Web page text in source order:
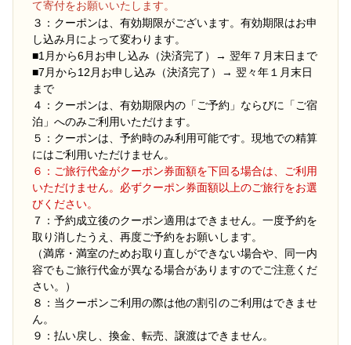
て寄付をお願いいたします。
３：クーポンは、有効期限がございます。有効期限はお申
し込み月によって変わります。
■1月から6月お申し込み（決済完了）→ 翌年７月末日まで
■7月から12月お申し込み（決済完了）→ 翌々年１月末日
まで
４：クーポンは、有効期限内の「ご予約」ならびに「ご宿
泊」へのみご利用いただけます。
５：クーポンは、予約時のみ利用可能です。現地での精算
にはご利用いただけません。
６：ご旅行代金がクーポン券面額を下回る場合は、ご利用
いただけません。必ずクーポン券面額以上のご旅行をお選
びください。
７：予約成立後のクーポン適用はできません。一度予約を
取り消したうえ、再度ご予約をお願いします。
（満席・満室のためお取り直しができない場合や、同一内
容でもご旅行代金が異なる場合がありますのでご注意くだ
さい。）
８：当クーポンご利用の際は他の割引のご利用はできませ
ん。
９：払い戻し、換金、転売、譲渡はできません。